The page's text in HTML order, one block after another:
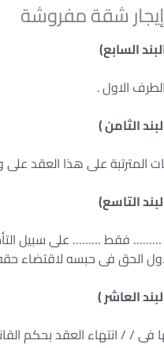
شقة مفروشة
السابع)
الاول .
الثامن )
المترتبة على هذا العقد
التاسع)
فقط ……… على سبيل
الحق فى حبسه لاقتضاء
العاشر )
/ / انتهاء العقد بحكم